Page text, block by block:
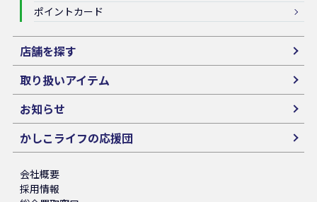
ポイントカード
店舗を探す
取り扱いアイテム
お知らせ
かしこライフの応援団
会社概要
採用情報